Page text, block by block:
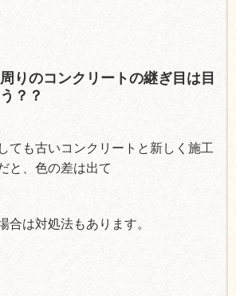
りのコンクリートの継ぎ目は目
？？
ても古いコンクリートと新しく施工
と、色の差は出て
合は対処法もあります。